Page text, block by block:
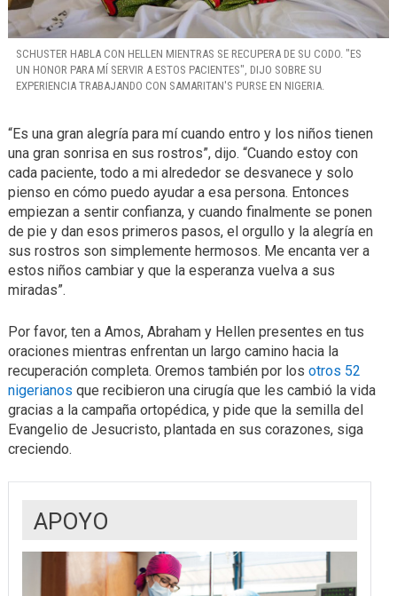
SCHUSTER HABLA CON HELLEN MIENTRAS SE RECUPERA DE SU CODO. "ES
UN HONOR PARA MÍ SERVIR A ESTOS PACIENTES", DIJO SOBRE SU
EXPERIENCIA TRABAJANDO CON SAMARITAN'S PURSE EN NIGERIA.
“Es una gran alegría para mí cuando entro y los niños tienen
una gran sonrisa en sus rostros”, dijo. “Cuando estoy con
cada paciente, todo a mi alrededor se desvanece y solo
pienso en cómo puedo ayudar a esa persona. Entonces
empiezan a sentir confianza, y cuando finalmente se ponen
de pie y dan esos primeros pasos, el orgullo y la alegría en
sus rostros son simplemente hermosos. Me encanta ver a
estos niños cambiar y que la esperanza vuelva a sus
miradas”.
Por favor, ten a Amos, Abraham y Hellen presentes en tus
oraciones mientras enfrentan un largo camino hacia la
recuperación completa. Oremos también por los otros 52
nigerianos que recibieron una cirugía que les cambió la vida
gracias a la campaña ortopédica, y pide que la semilla del
Evangelio de Jesucristo, plantada en sus corazones, siga
creciendo.
APOYO